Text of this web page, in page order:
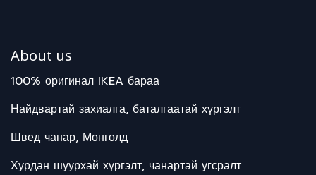
About us
100% оригинал IKEA бараа
Найдвартай захиалга, баталгаатай хүргэлт
Швед чанар, Монголд
Хурдан шуурхай хүргэлт, чанартай угсралт